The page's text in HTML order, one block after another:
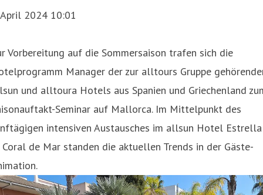
2024 10:01
Vorbereitung auf die Sommersaison trafen sich die
Manager der zur alltours Gruppe
und alltoura Hotels aus Spanien und Griechenland
Seminar auf Mallorca. Im Mittelpunkt des
intensiven Austausches im allsun Hotel Estrella
de Mar standen die aktuellen Trends in der Gäste-